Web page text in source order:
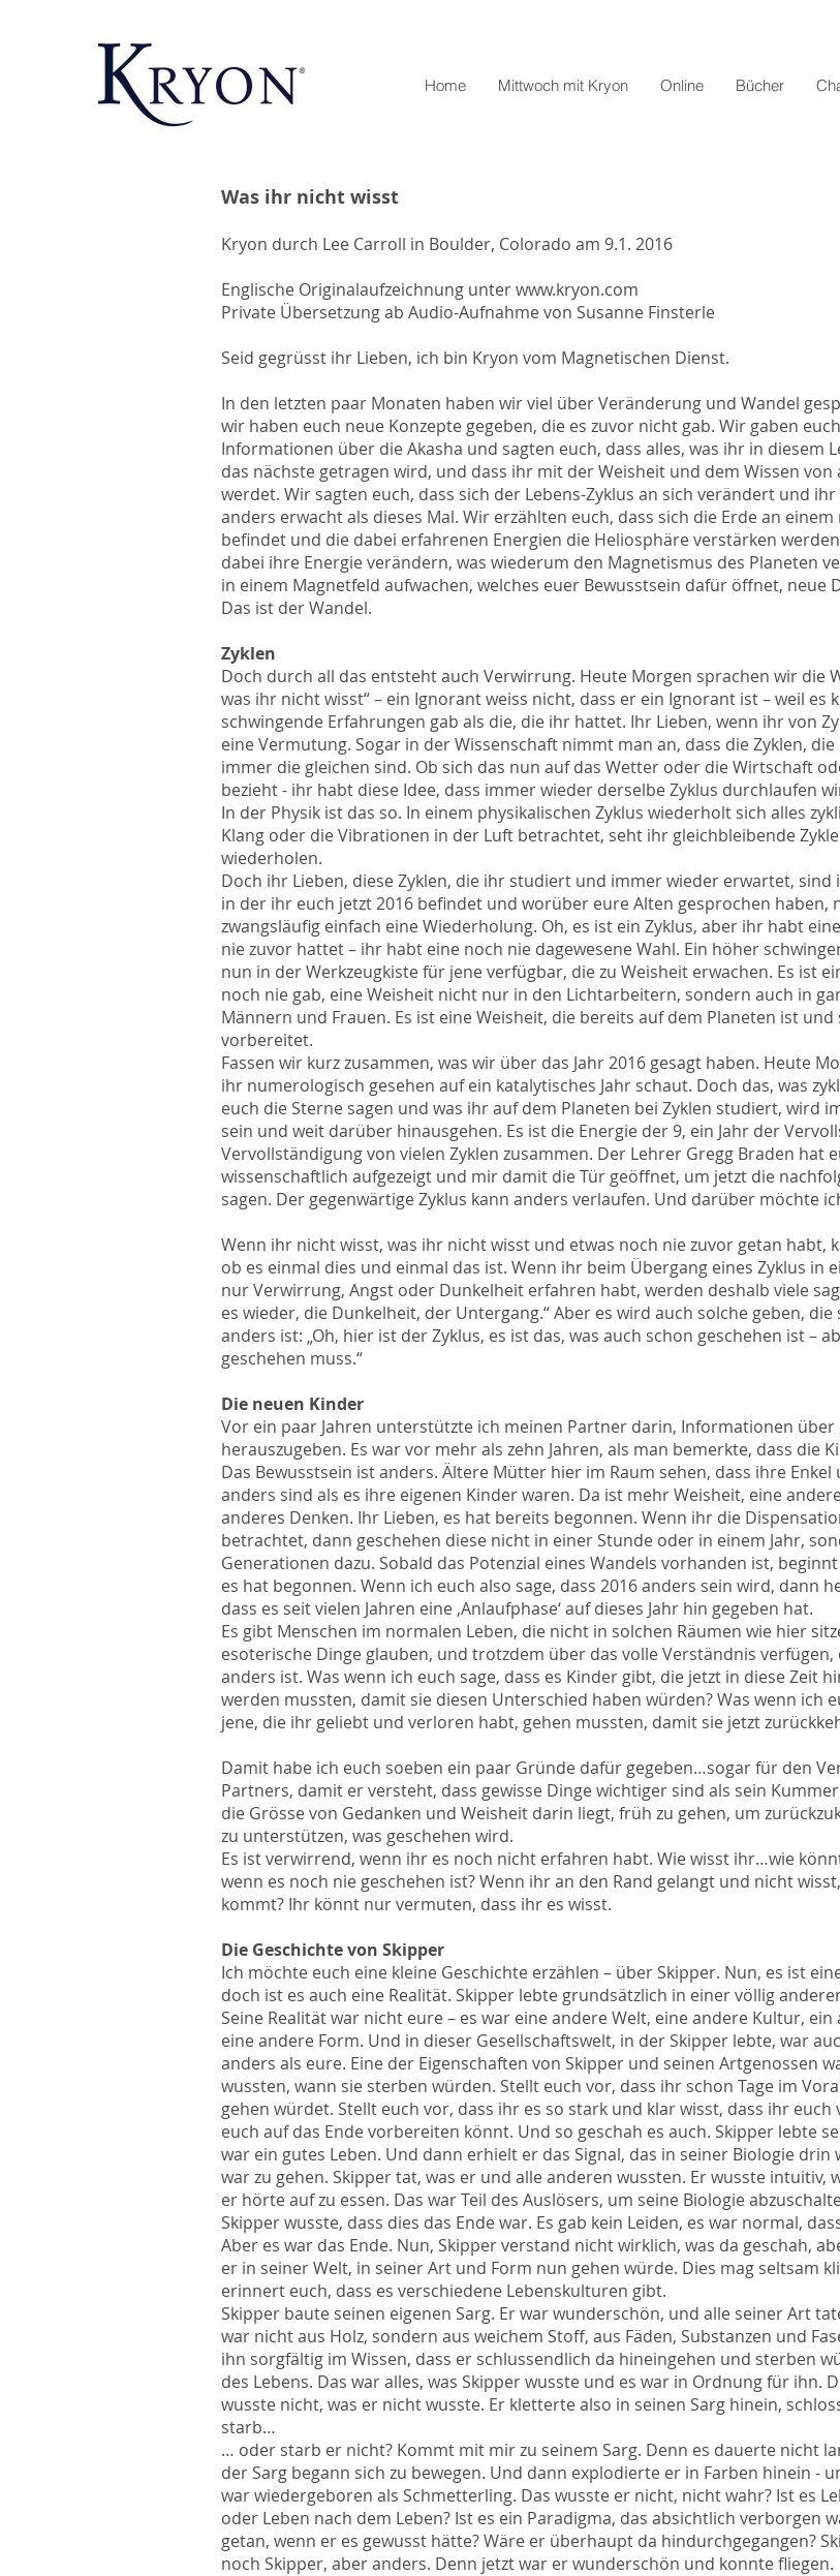
Home Mittwoch mit Kryon Online Bücher
Was ihr nicht wisst
Kryon durch Lee Carroll in Boulder, Colorado am 9.1. 2016
Englische Originalaufzeichnung unter www.kryon.com
Private Übersetzung ab Audio-Aufnahme von Susanne Finsterle
Seid gegrüsst ihr Lieben, ich bin Kryon vom Magnetischen Dienst.
In den letzten paar Monaten haben wir viel über Veränderung und Wandel
wir haben euch neue Konzepte gegeben, die es zuvor nicht gab. Wir gaben
Informationen über die Akasha und sagten euch, dass alles, was ihr in diesem
das nächste getragen wird, und dass ihr mit der Weisheit und dem Wissen von
werdet. Wir sagten euch, dass sich der Lebens-Zyklus an sich verändert und
anders erwacht als dieses Mal. Wir erzählten euch, dass sich die Erde an
befindet und die dabei erfahrenen Energien die Heliosphäre verstärken
dabei ihre Energie verändern, was wiederum den Magnetismus des Planeten
in einem Magnetfeld aufwachen, welches euer Bewusstsein dafür öffnet, neue
Das ist der Wandel.
Zyklen
Doch durch all das entsteht auch Verwirrung. Heute Morgen sprachen wir die
was ihr nicht wisst“ – ein Ignorant weiss nicht, dass er ein Ignorant ist – weil es
schwingende Erfahrungen gab als die, die ihr hattet. Ihr Lieben, wenn ihr von
eine Vermutung. Sogar in der Wissenschaft nimmt man an, dass die Zyklen,
immer die gleichen sind. Ob sich das nun auf das Wetter oder die Wirtschaft
bezieht - ihr habt diese Idee, dass immer wieder derselbe Zyklus durchlaufen
In der Physik ist das so. In einem physikalischen Zyklus wiederholt sich alles
Klang oder die Vibrationen in der Luft betrachtet, seht ihr gleichbleibende
wiederholen.
Doch ihr Lieben, diese Zyklen, die ihr studiert und immer wieder erwartet, sind
in der ihr euch jetzt 2016 befindet und worüber eure Alten gesprochen haben,
zwangsläufig einfach eine Wiederholung. Oh, es ist ein Zyklus, aber ihr habt
nie zuvor hattet – ihr habt eine noch nie dagewesene Wahl. Ein höher
nun in der Werkzeugkiste für jene verfügbar, die zu Weisheit erwachen. Es ist
noch nie gab, eine Weisheit nicht nur in den Lichtarbeitern, sondern auch in
Männern und Frauen. Es ist eine Weisheit, die bereits auf dem Planeten ist und
vorbereitet.
Fassen wir kurz zusammen, was wir über das Jahr 2016 gesagt haben. Heute
ihr numerologisch gesehen auf ein katalytisches Jahr schaut. Doch das, was
euch die Sterne sagen und was ihr auf dem Planeten bei Zyklen studiert, wird
sein und weit darüber hinausgehen. Es ist die Energie der 9, ein Jahr der
Vervollständigung von vielen Zyklen zusammen. Der Lehrer Gregg Braden hat
wissenschaftlich aufgezeigt und mir damit die Tür geöffnet, um jetzt die
sagen. Der gegenwärtige Zyklus kann anders verlaufen. Und darüber möchte
Wenn ihr nicht wisst, was ihr nicht wisst und etwas noch nie zuvor getan habt,
ob es einmal dies und einmal das ist. Wenn ihr beim Übergang eines Zyklus in
nur Verwirrung, Angst oder Dunkelheit erfahren habt, werden deshalb viele
es wieder, die Dunkelheit, der Untergang.“ Aber es wird auch solche geben, die
anders ist: „Oh, hier ist der Zyklus, es ist das, was auch schon geschehen ist –
geschehen muss.“
Die neuen Kinder
Vor ein paar Jahren unterstützte ich meinen Partner darin, Informationen über
herauszugeben. Es war vor mehr als zehn Jahren, als man bemerkte, dass die
Das Bewusstsein ist anders. Ältere Mütter hier im Raum sehen, dass ihre Enkel
anders sind als es ihre eigenen Kinder waren. Da ist mehr Weisheit, eine
anderes Denken. Ihr Lieben, es hat bereits begonnen. Wenn ihr die
betrachtet, dann geschehen diese nicht in einer Stunde oder in einem Jahr,
Generationen dazu. Sobald das Potenzial eines Wandels vorhanden ist,
es hat begonnen. Wenn ich euch also sage, dass 2016 anders sein wird, dann
dass es seit vielen Jahren eine ‚Anlaufphase‘ auf dieses Jahr hin gegeben hat.
Es gibt Menschen im normalen Leben, die nicht in solchen Räumen wie hier
esoterische Dinge glauben, und trotzdem über das volle Verständnis verfügen,
anders ist. Was wenn ich euch sage, dass es Kinder gibt, die jetzt in diese Zeit
werden mussten, damit sie diesen Unterschied haben würden? Was wenn ich
jene, die ihr geliebt und verloren habt, gehen mussten, damit sie jetzt
Damit habe ich euch soeben ein paar Gründe dafür gegeben…sogar für den
Partners, damit er versteht, dass gewisse Dinge wichtiger sind als sein
die Grösse von Gedanken und Weisheit darin liegt, früh zu gehen, um
zu unterstützen, was geschehen wird.
Es ist verwirrend, wenn ihr es noch nicht erfahren habt. Wie wisst ihr…wie
wenn es noch nie geschehen ist? Wenn ihr an den Rand gelangt und nicht
kommt? Ihr könnt nur vermuten, dass ihr es wisst.
Die Geschichte von Skipper
Ich möchte euch eine kleine Geschichte erzählen – über Skipper. Nun, es ist
doch ist es auch eine Realität. Skipper lebte grundsätzlich in einer völlig
Seine Realität war nicht eure – es war eine andere Welt, eine andere Kultur, ein
eine andere Form. Und in dieser Gesellschaftswelt, in der Skipper lebte, war
anders als eure. Eine der Eigenschaften von Skipper und seinen Artgenossen
wussten, wann sie sterben würden. Stellt euch vor, dass ihr schon Tage im
gehen würdet. Stellt euch vor, dass ihr es so stark und klar wisst, dass ihr euch
euch auf das Ende vorbereiten könnt. Und so geschah es auch. Skipper lebte
war ein gutes Leben. Und dann erhielt er das Signal, das in seiner Biologie drin
war zu gehen. Skipper tat, was er und alle anderen wussten. Er wusste intuitiv,
er hörte auf zu essen. Das war Teil des Auslösers, um seine Biologie
Skipper wusste, dass dies das Ende war. Es gab kein Leiden, es war normal,
Aber es war das Ende. Nun, Skipper verstand nicht wirklich, was da geschah,
er in seiner Welt, in seiner Art und Form nun gehen würde. Dies mag seltsam
erinnert euch, dass es verschiedene Lebenskulturen gibt.
Skipper baute seinen eigenen Sarg. Er war wunderschön, und alle seiner Art
war nicht aus Holz, sondern aus weichem Stoff, aus Fäden, Substanzen und
ihn sorgfältig im Wissen, dass er schlussendlich da hineingehen und sterben
des Lebens. Das war alles, was Skipper wusste und es war in Ordnung für ihn.
wusste nicht, was er nicht wusste. Er kletterte also in seinen Sarg hinein,
starb…
… oder starb er nicht? Kommt mit mir zu seinem Sarg. Denn es dauerte nicht
der Sarg begann sich zu bewegen. Und dann explodierte er in Farben hinein -
war wiedergeboren als Schmetterling. Das wusste er nicht, nicht wahr? Ist es
oder Leben nach dem Leben? Ist es ein Paradigma, das absichtlich verborgen
getan, wenn er es gewusst hätte? Wäre er überhaupt da hindurchgegangen?
noch Skipper, aber anders. Denn jetzt war er wunderschön und konnte fliegen.